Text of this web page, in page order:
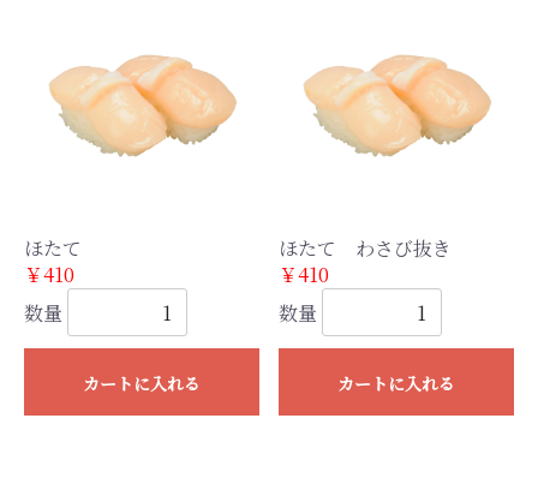
ほたて
￥410
数量
カートに入れる
ほたて わさび抜き
￥410
数量
カートに入れる